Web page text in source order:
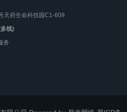
天府生命科技园C1-609
线)
务